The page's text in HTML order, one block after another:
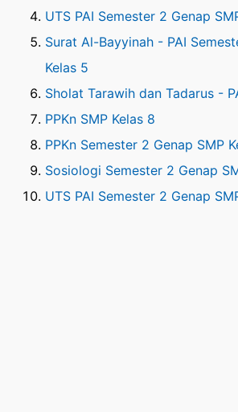
UTS PAI Semester 2 Genap
Surat Al-Bayyinah - PAI
Kelas 5
Sholat Tarawih dan Tadarus -
PPKn SMP Kelas 8
PPKn Semester 2 Genap SMP
Sosiologi Semester 2 Genap
UTS PAI Semester 2 Genap